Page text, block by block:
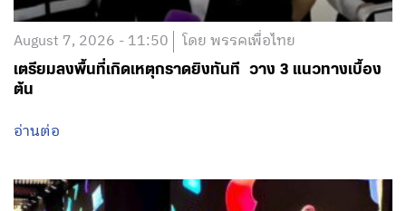
August 7, 2026 - 11:50 โดย พรรคเพื่อไทย
เตรียมลงพื้นที่เกิดเหตุกราดยิงทันที วาง 3 แนวทางเบื้อง
ต้น
อ่านต่อ